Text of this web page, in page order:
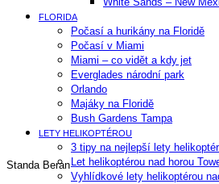
FLORIDA
Počasí a hurikány na Floridě
Počasí v Miami
Miami – co vidět a kdy jet
Everglades národní park
Orlando
Majáky na Floridě
Bush Gardens Tampa
LETY HELIKOPTÉROU
3 tipy na nejlepší lety
Let helikoptérou nad horou
Vyhlídkové lety helikoptérou
Standa Beran